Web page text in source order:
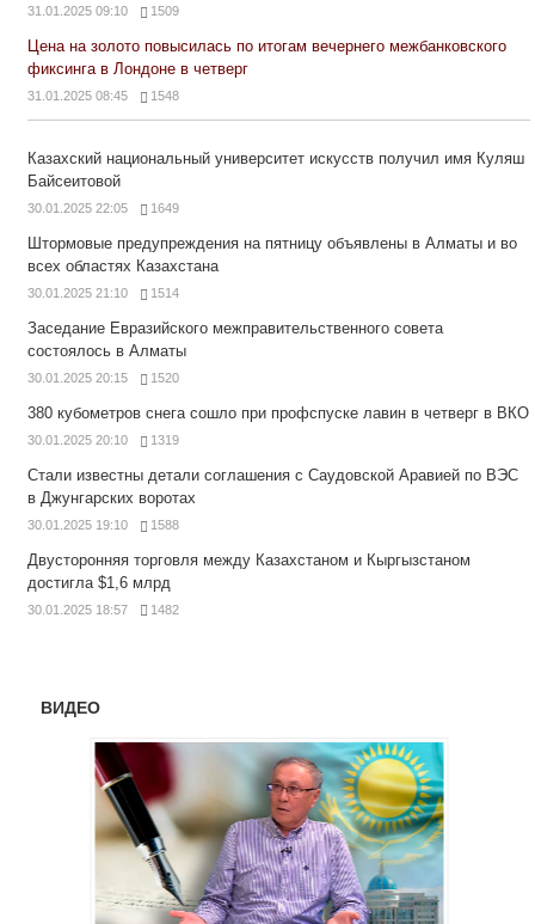
31.01.2025 09:10 1509
Цена на золото повысилась по итогам вечернего межбанковского
фиксинга в Лондоне в четверг
31.01.2025 08:45 1548
Казахский национальный университет искусств получил имя Куляш
Байсеитовой
30.01.2025 22:05 1649
Штормовые предупреждения на пятницу объявлены в Алматы и во
всех областях Казахстана
30.01.2025 21:10 1514
Заседание Евразийского межправительственного совета
состоялось в Алматы
30.01.2025 20:15 1520
380 кубометров снега сошло при профспуске лавин в четверг в ВКО
30.01.2025 20:10 1319
Стали известны детали соглашения с Саудовской Аравией по ВЭС
в Джунгарских воротах
30.01.2025 19:10 1588
Двусторонняя торговля между Казахстаном и Кыргызстаном
достигла $1,6 млрд
30.01.2025 18:57 1482
ВИДЕО